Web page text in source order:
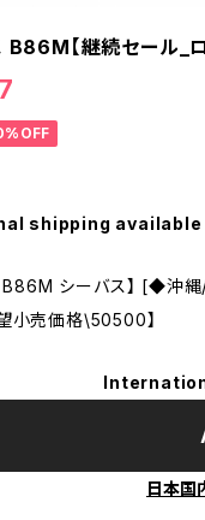
【継続セール_ロ
shipping available
B86M シーバス】 [◆沖
小売価格\50500】
日本国